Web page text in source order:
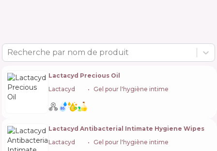
Recherche par nom de produit
Lactacyd Precious Oil
Lactacyd
Gel pour l'hygiène intime
Lactacyd Antibacterial Intimate Hygiene Wipes
Lactacyd
Gel pour l'hygiène intime